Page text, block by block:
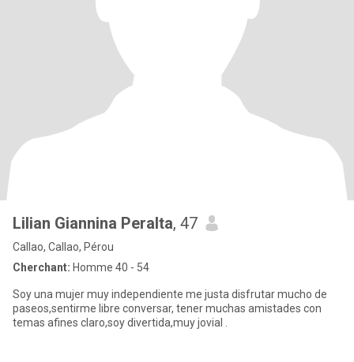
Lilian Giannina Peralta, 47
Callao, Callao, Pérou
Cherchant: Homme 40 - 54
Soy una mujer muy independiente me justa disfrutar mucho de
paseos,sentirme libre conversar, tener muchas amistades con
temas afines claro,soy divertida,muy jovial .